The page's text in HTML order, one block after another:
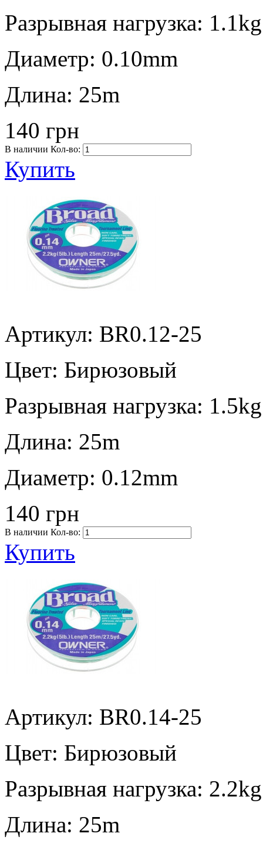
Разрывная нагрузка: 1.1kg
Диаметр: 0.10mm
Длина: 25m
140 грн
В наличии Кол-во:
Купить
Артикул: BR0.12-25
Цвет: Бирюзовый
Разрывная нагрузка: 1.5kg
Длина: 25m
Диаметр: 0.12mm
140 грн
В наличии Кол-во:
Купить
Артикул: BR0.14-25
Цвет: Бирюзовый
Разрывная нагрузка: 2.2kg
Длина: 25m